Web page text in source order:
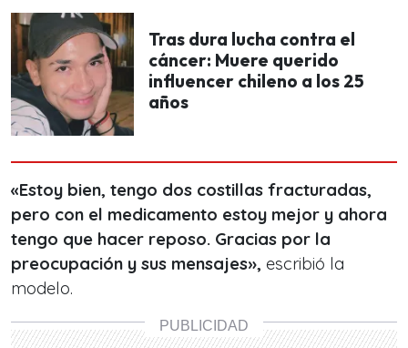
Tras dura lucha contra el
cáncer: Muere querido
influencer chileno a los 25
años
«Estoy bien, tengo dos costillas fracturadas,
pero con el medicamento estoy mejor y ahora
tengo que hacer reposo. Gracias por la
preocupación y sus mensajes», escribió la
modelo.